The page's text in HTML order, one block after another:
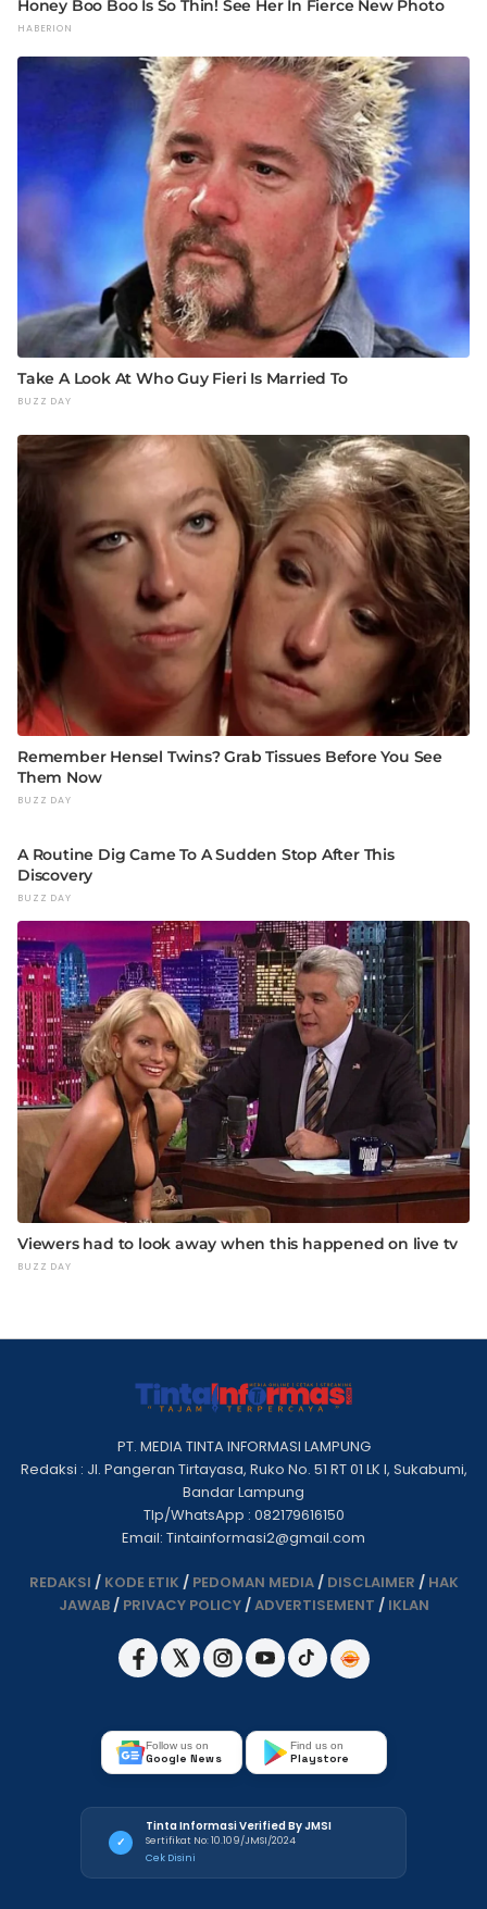
PT. MEDIA TINTA INFORMASI LAMPUNG
Redaksi : Jl. Pangeran Tirtayasa, Ruko No. 51 RT 01 LK I, Sukabumi,
Bandar Lampung
Tlp/WhatsApp : 082179616150
Email: Tintainformasi2@gmail.com
REDAKSI / KODE ETIK / PEDOMAN MEDIA/ DISCLAIMER / HAK
JAWAB/ PRIVACY POLICY/ADVERTISEMENT / IKLAN
Follow us on
Google News
Find us on
Playstore
✓
Tinta Informasi Verified By JMSI
Sertifikat No: 10.109/JMSI/2024
Cek Disini